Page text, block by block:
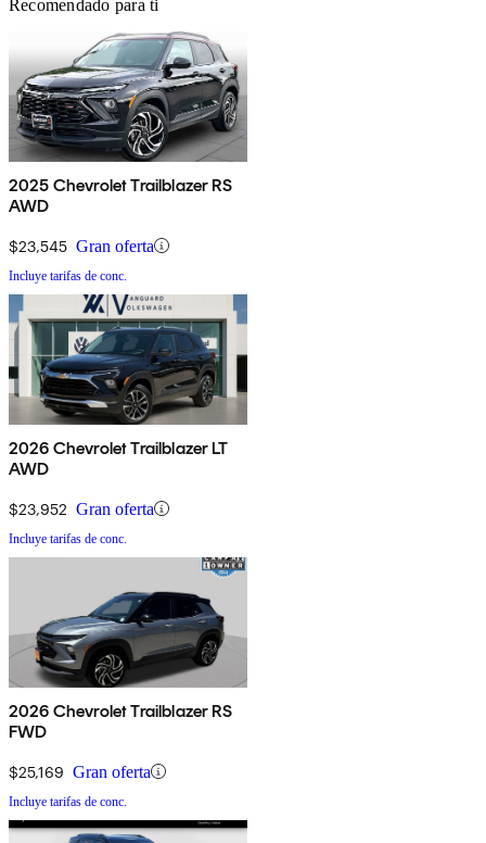
Recomendado para ti
2025 Chevrolet Trailblazer RS
AWD
$23,545 Gran oferta
Incluye tarifas de conc.
2026 Chevrolet Trailblazer LT
AWD
$23,952 Gran oferta
Incluye tarifas de conc.
2026 Chevrolet Trailblazer RS
FWD
$25,169 Gran oferta
Incluye tarifas de conc.